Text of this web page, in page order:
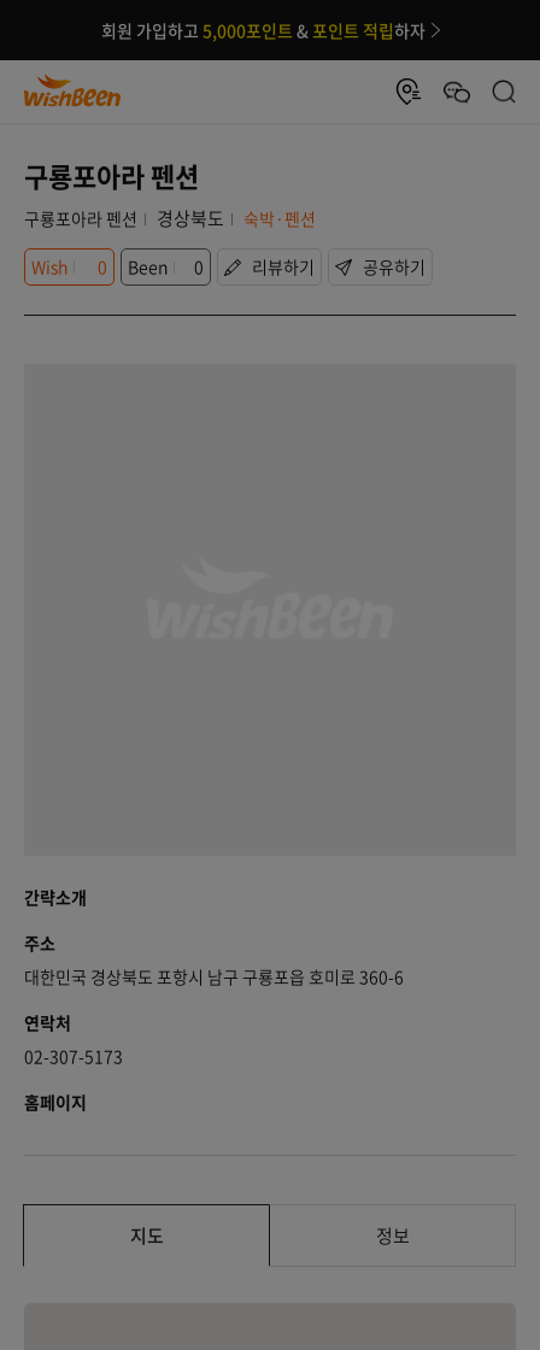
회원 가입하고 5,000포인트 &포인트 적립하자
구룡포아라 펜션
구룡포아라 펜션 경상북도
숙박·펜션
Wish
0 Been 0 리뷰하기 공유하기
간략소개
주소
대한민국 경상북도 포항시 남구 구룡포읍 호미로 360-6
연락처
02-307-5173
홈페이지
지도 정보